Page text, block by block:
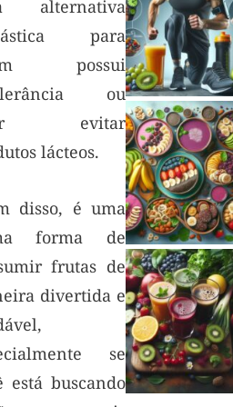
alternativa
para
possui
ou
evitar
lácteos.
disso, é uma
forma de
frutas de
divertida e
se
está buscando